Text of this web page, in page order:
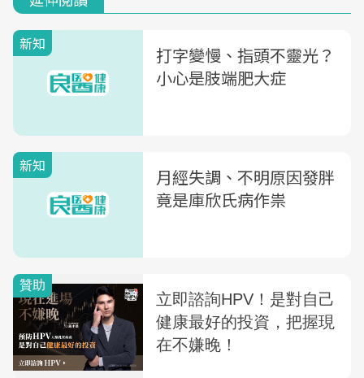
新知
打字變慢、指頭不靈光？
小心是肢端肥大症
新知
月經失調、不明原因發胖
竟是庫欣氏病作祟